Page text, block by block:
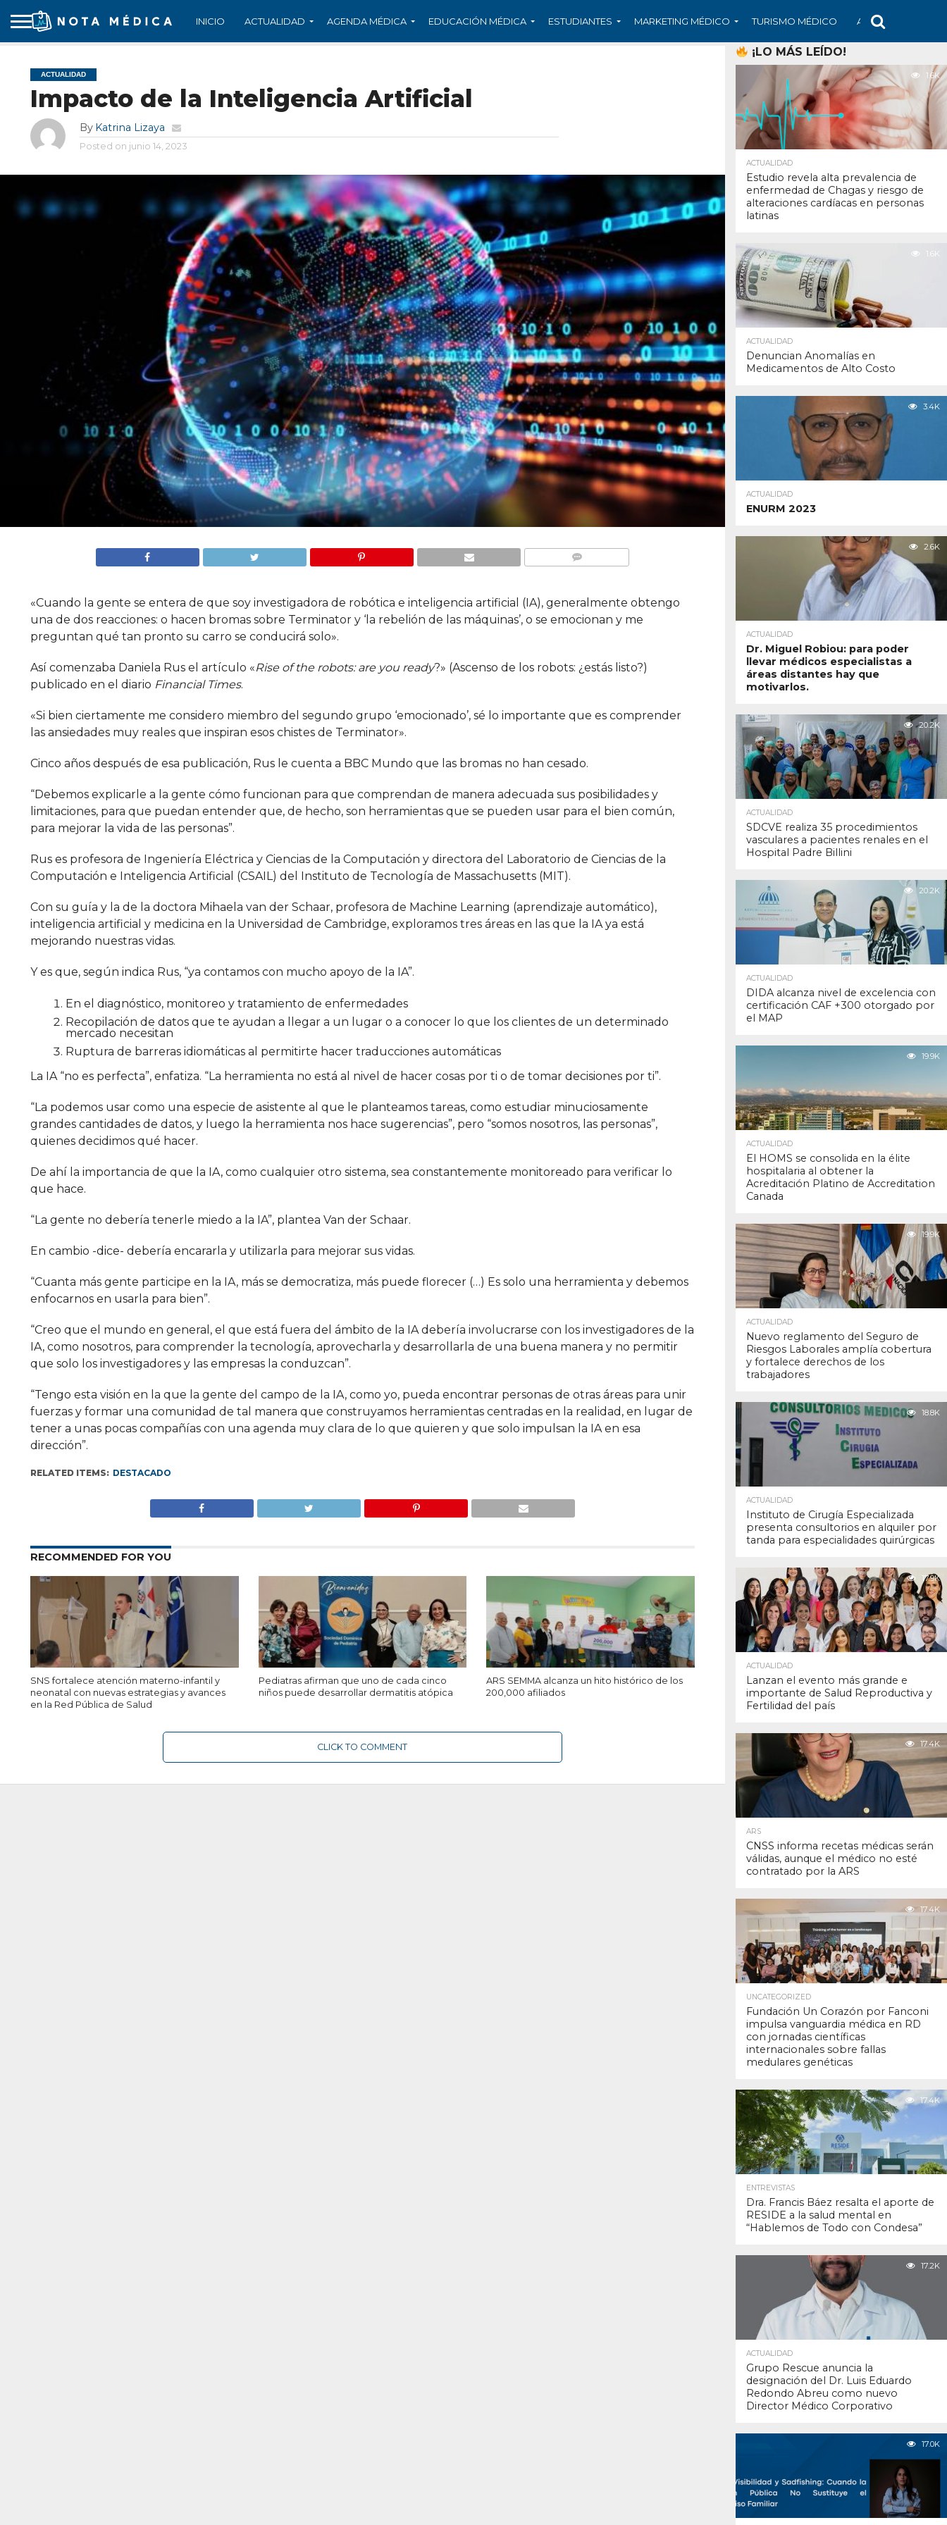
INICIO ACTUALIDAD AGENDA MÉDICA EDUCACIÓN MÉDICA ESTUDIANTES MARKETING MÉDICO TURISMO MÉDICO ARS
ACTUALIDAD
Impacto de la Inteligencia Artificial
By Katrina Lizaya
Posted on junio 14, 2023
«Cuando la gente se entera de que soy investigadora de robótica e inteligencia artificial (IA), generalmente obtengo
una de dos reacciones: o hacen bromas sobre Terminator y ‘la rebelión de las máquinas’, o se emocionan y me
preguntan qué tan pronto su carro se conducirá solo».
Así comenzaba Daniela Rus el artículo «Rise of the robots: are you ready?» (Ascenso de los robots: ¿estás listo?)
publicado en el diario Financial Times.
«Si bien ciertamente me considero miembro del segundo grupo ‘emocionado’, sé lo importante que es comprender
las ansiedades muy reales que inspiran esos chistes de Terminator».
Cinco años después de esa publicación, Rus le cuenta a BBC Mundo que las bromas no han cesado.
“Debemos explicarle a la gente cómo funcionan para que comprendan de manera adecuada sus posibilidades y
limitaciones, para que puedan entender que, de hecho, son herramientas que se pueden usar para el bien común,
para mejorar la vida de las personas”.
Rus es profesora de Ingeniería Eléctrica y Ciencias de la Computación y directora del Laboratorio de Ciencias de la
Computación e Inteligencia Artificial (CSAIL) del Instituto de Tecnología de Massachusetts (MIT).
Con su guía y la de la doctora Mihaela van der Schaar, profesora de Machine Learning (aprendizaje automático),
inteligencia artificial y medicina en la Universidad de Cambridge, exploramos tres áreas en las que la IA ya está
mejorando nuestras vidas.
Y es que, según indica Rus, “ya contamos con mucho apoyo de la IA”.
En el diagnóstico, monitoreo y tratamiento de enfermedades
Recopilación de datos que te ayudan a llegar a un lugar o a conocer lo que los clientes de un determinado
mercado necesitan
Ruptura de barreras idiomáticas al permitirte hacer traducciones automáticas
La IA “no es perfecta”, enfatiza. “La herramienta no está al nivel de hacer cosas por ti o de tomar decisiones por ti”.
“La podemos usar como una especie de asistente al que le planteamos tareas, como estudiar minuciosamente
grandes cantidades de datos, y luego la herramienta nos hace sugerencias”, pero “somos nosotros, las personas”,
quienes decidimos qué hacer.
De ahí la importancia de que la IA, como cualquier otro sistema, sea constantemente monitoreado para verificar lo
que hace.
“La gente no debería tenerle miedo a la IA”, plantea Van der Schaar.
En cambio -dice- debería encararla y utilizarla para mejorar sus vidas.
“Cuanta más gente participe en la IA, más se democratiza, más puede florecer (…) Es solo una herramienta y debemos
enfocarnos en usarla para bien”.
“Creo que el mundo en general, el que está fuera del ámbito de la IA debería involucrarse con los investigadores de la
IA, como nosotros, para comprender la tecnología, aprovecharla y desarrollarla de una buena manera y no permitir
que solo los investigadores y las empresas la conduzcan”.
“Tengo esta visión en la que la gente del campo de la IA, como yo, pueda encontrar personas de otras áreas para unir
fuerzas y formar una comunidad de tal manera que construyamos herramientas centradas en la realidad, en lugar de
tener a unas pocas compañías con una agenda muy clara de lo que quieren y que solo impulsan la IA en esa
dirección”.
RELATED ITEMS: DESTACADO
RECOMMENDED FOR YOU
SNS fortalece atención materno-infantil y
neonatal con nuevas estrategias y avances
en la Red Pública de Salud
Pediatras afirman que uno de cada cinco
niños puede desarrollar dermatitis atópica
ARS SEMMA alcanza un hito histórico de los
200,000 afiliados
CLICK TO COMMENT
¡LO MÁS LEÍDO!
1.6K
ACTUALIDAD
Estudio revela alta prevalencia de
enfermedad de Chagas y riesgo de
alteraciones cardíacas en personas
latinas
1.6K
ACTUALIDAD
Denuncian Anomalías en
Medicamentos de Alto Costo
3.4K
ACTUALIDAD
ENURM 2023
2.6K
ACTUALIDAD
Dr. Miguel Robiou: para poder
llevar médicos especialistas a
áreas distantes hay que
motivarlos.
20.2K
ACTUALIDAD
SDCVE realiza 35 procedimientos
vasculares a pacientes renales en el
Hospital Padre Billini
20.2K
ACTUALIDAD
DIDA alcanza nivel de excelencia con
certificación CAF +300 otorgado por
el MAP
19.9K
ACTUALIDAD
El HOMS se consolida en la élite
hospitalaria al obtener la
Acreditación Platino de Accreditation
Canada
19.9K
ACTUALIDAD
Nuevo reglamento del Seguro de
Riesgos Laborales amplía cobertura
y fortalece derechos de los
trabajadores
18.8K
ACTUALIDAD
Instituto de Cirugía Especializada
presenta consultorios en alquiler por
tanda para especialidades quirúrgicas
17.9K
ACTUALIDAD
Lanzan el evento más grande e
importante de Salud Reproductiva y
Fertilidad del país
17.4K
ARS
CNSS informa recetas médicas serán
válidas, aunque el médico no esté
contratado por la ARS
17.4K
UNCATEGORIZED
Fundación Un Corazón por Fanconi
impulsa vanguardia médica en RD
con jornadas científicas
internacionales sobre fallas
medulares genéticas
17.4K
ENTREVISTAS
Dra. Francis Báez resalta el aporte de
RESIDE a la salud mental en
“Hablemos de Todo con Condesa”
17.2K
ACTUALIDAD
Grupo Rescue anuncia la
designación del Dr. Luis Eduardo
Redondo Abreu como nuevo
Director Médico Corporativo
17.0K